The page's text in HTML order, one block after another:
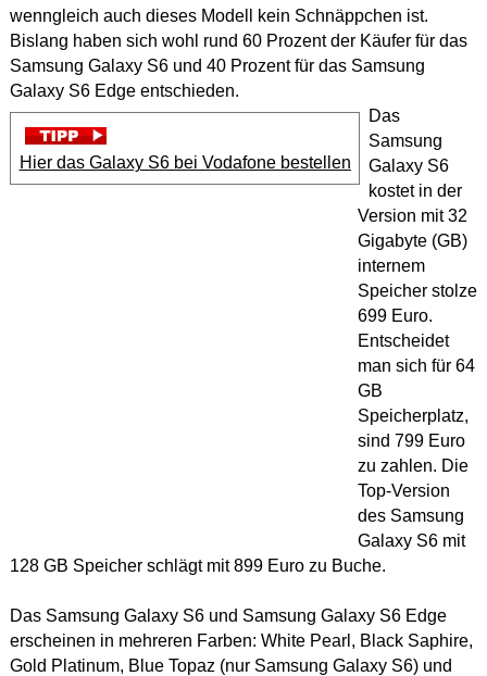
wenngleich auch dieses Modell kein Schnäppchen ist.
Bislang haben sich wohl rund 60 Prozent der Käufer für das
Samsung Galaxy S6 und 40 Prozent für das Samsung
Galaxy S6 Edge entschieden.
Hier das Galaxy S6 bei Vodafone bestellen
Das
Samsung
Galaxy S6
kostet in der
Version mit 32
Gigabyte (GB)
internem
Speicher stolze
699 Euro.
Entscheidet
man sich für 64
GB
Speicherplatz,
sind 799 Euro
zu zahlen. Die
Top-Version
des Samsung
Galaxy S6 mit
128 GB Speicher schlägt mit 899 Euro zu Buche.
Das Samsung Galaxy S6 und Samsung Galaxy S6 Edge
erscheinen in mehreren Farben: White Pearl, Black Saphire,
Gold Platinum, Blue Topaz (nur Samsung Galaxy S6) und